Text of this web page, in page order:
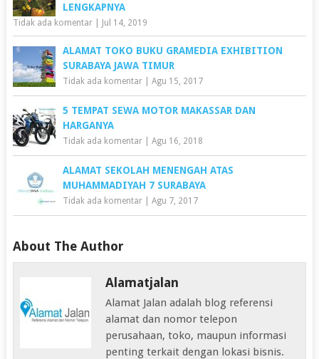
LENGKAPNYA
Tidak ada komentar| Jul 14, 2019
ALAMAT TOKO BUKU GRAMEDIA EXHIBITION
SURABAYA JAWA TIMUR
Tidak ada komentar| Agu 15, 2017
5 TEMPAT SEWA MOTOR MAKASSAR DAN
HARGANYA
Tidak ada komentar| Agu 16, 2018
ALAMAT SEKOLAH MENENGAH ATAS
MUHAMMADIYAH 7 SURABAYA
Tidak ada komentar| Agu 7, 2017
About The Author
Alamatjalan
Alamat Jalan adalah blog referensi
alamat dan nomor telepon
perusahaan, toko, maupun informasi
penting terkait dengan lokasi bisnis.